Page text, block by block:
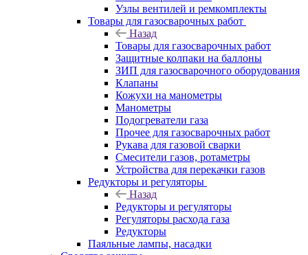
Узлы вентилей и ремкомплекты
Товары для газосварочных работ
Назад
Товары для газосварочных работ
Защитные колпаки на баллоны
ЗИП для газосварочного оборудования
Клапаны
Кожухи на манометры
Манометры
Подогреватели газа
Прочее для газосварочных работ
Рукава для газовой сварки
Смесители газов, ротаметры
Устройства для перекачки газов
Редукторы и регуляторы
Назад
Редукторы и регуляторы
Регуляторы расхода газа
Редукторы
Паяльные лампы, насадки